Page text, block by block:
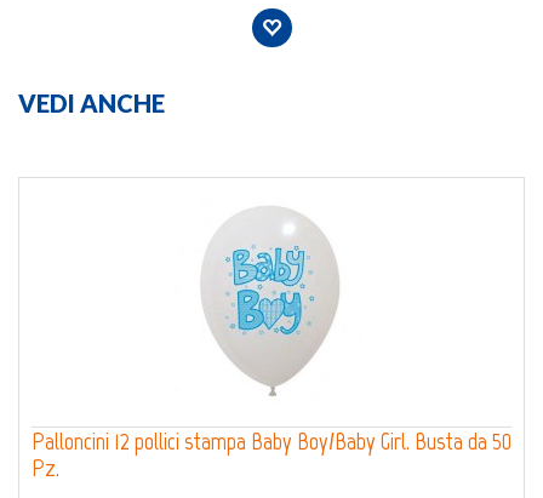
VEDI ANCHE
Palloncini 12 pollici stampa Baby Boy/Baby Girl. Busta da 50
Pz.